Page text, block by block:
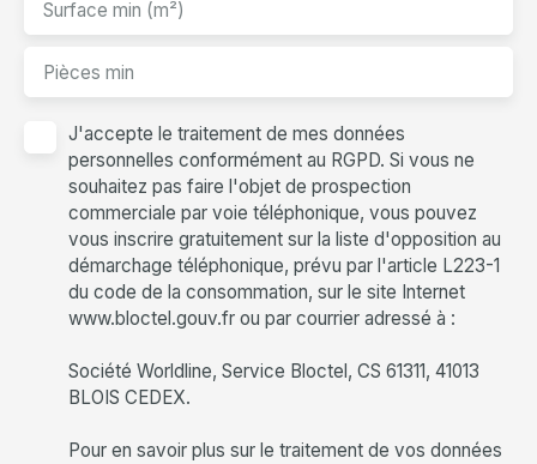
Surface min (m²)
Pièces min
J'accepte le traitement de mes données
personnelles conformément au RGPD. Si vous ne
souhaitez pas faire l'objet de prospection
commerciale par voie téléphonique, vous pouvez
vous inscrire gratuitement sur la liste d'opposition au
démarchage téléphonique, prévu par l'article L223-1
du code de la consommation, sur le site Internet
www.bloctel.gouv.fr ou par courrier adressé à :
Société Worldline, Service Bloctel, CS 61311, 41013
BLOIS CEDEX.
Pour en savoir plus sur le traitement de vos données